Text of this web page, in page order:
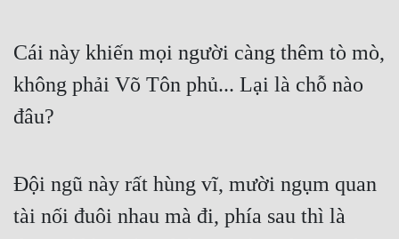
Cái này khiến mọi người càng thêm tò mò,
không phải Võ Tôn phủ... Lại là chỗ nào
đâu?
Đội ngũ này rất hùng vĩ, mười ngụm quan
tài nối đuôi nhau mà đi, phía sau thì là